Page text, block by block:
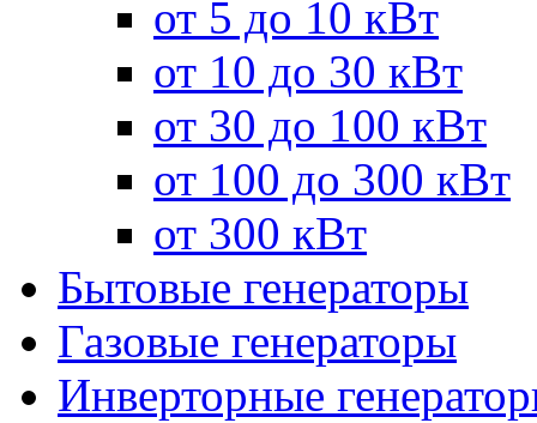
от 5 до 10 кВт
от 10 до 30 кВт
от 30 до 100 кВт
от 100 до 300 кВт
от 300 кВт
Бытовые генераторы
Газовые генераторы
Инверторные